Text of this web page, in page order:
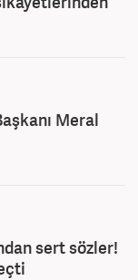
Meral
sert sözler!